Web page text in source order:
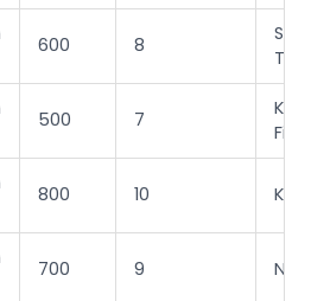
600 8
500 7
800 10
700 9